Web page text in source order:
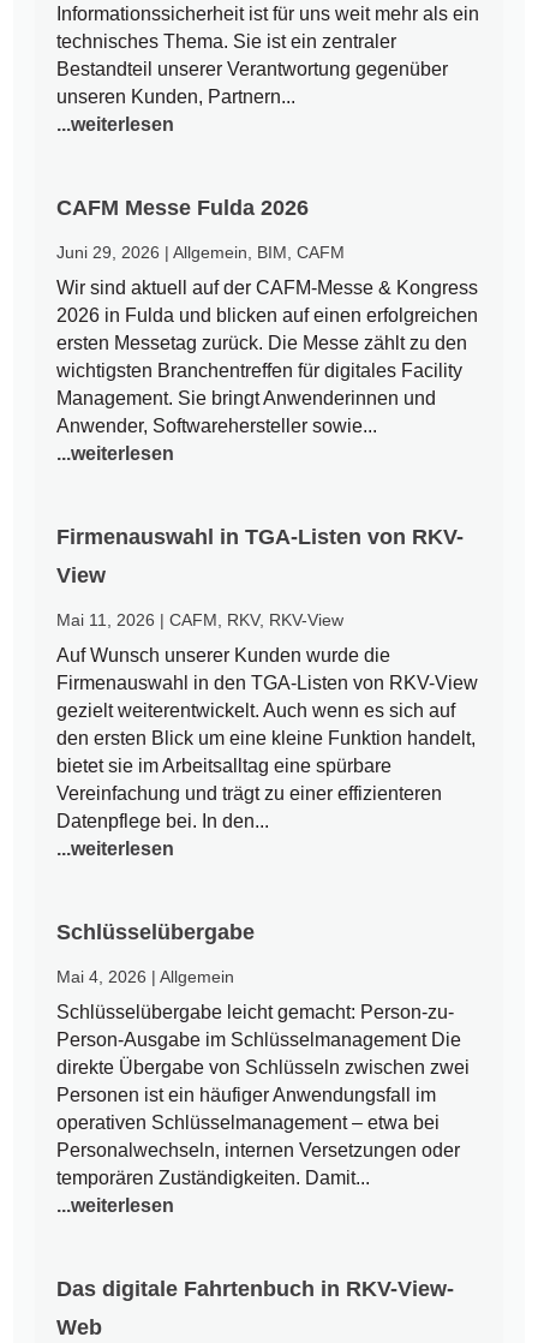
Informationssicherheit ist für uns weit mehr als ein
technisches Thema. Sie ist ein zentraler
Bestandteil unserer Verantwortung gegenüber
unseren Kunden, Partnern...
...weiterlesen
CAFM Messe Fulda 2026
Juni 29, 2026 |Allgemein BIM ,CAFM
Wir sind aktuell auf der CAFM-Messe & Kongress
2026 in Fulda und blicken auf einen erfolgreichen
ersten Messetag zurück. Die Messe zählt zu den
wichtigsten Branchentreffen für digitales Facility
Management. Sie bringt Anwenderinnen und
Anwender, Softwarehersteller sowie...
...weiterlesen
Firmenauswahl in TGA-Listen von RKV-
View
Mai 11, 2026 |CAFM RKV, RKV-View
Auf Wunsch unserer Kunden wurde die
Firmenauswahl in den TGA-Listen von RKV-View
gezielt weiterentwickelt. Auch wenn es sich auf
den ersten Blick um eine kleine Funktion handelt,
bietet sie im Arbeitsalltag eine spürbare
Vereinfachung und trägt zu einer effizienteren
Datenpflege bei. In den...
...weiterlesen
Schlüsselübergabe
Mai 4, 2026 |Allgemein
Schlüsselübergabe leicht gemacht: Person-zu-
Person-Ausgabe im Schlüsselmanagement Die
direkte Übergabe von Schlüsseln zwischen zwei
Personen ist ein häufiger Anwendungsfall im
operativen Schlüsselmanagement – etwa bei
Personalwechseln, internen Versetzungen oder
temporären Zuständigkeiten. Damit...
...weiterlesen
Das digitale Fahrtenbuch in RKV-View-
Web